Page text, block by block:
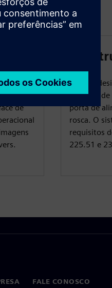
de
O novo
conexão
porta de
rosca. O
requisitos
225.51 e
FALE CONOSCO